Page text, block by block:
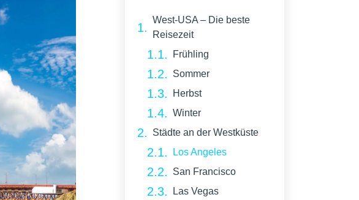
West-USA – Die beste
Reisezeit
Frühling
Sommer
Herbst
Winter
Städte an der Westküste
Los Angeles
San Francisco
Las Vegas